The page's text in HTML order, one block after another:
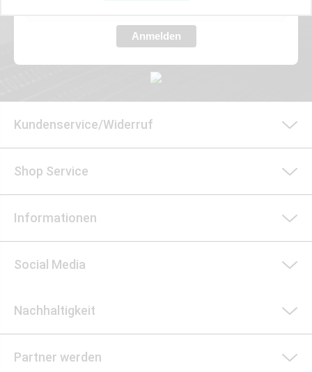
Anmelden
Kundenservice/Widerruf
Shop Service
Informationen
Social Media
Nachhaltigkeit
Partner werden